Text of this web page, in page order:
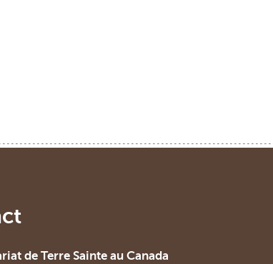
de Terre Sainte au Canada